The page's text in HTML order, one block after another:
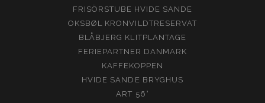
FRISÖRSTUBE HVIDE SANDE
OKSBØL KRONVILDTRESERVAT
BLÅBJERG KLITPLANTAGE
FERIEPARTNER DANMARK
KAFFEKOPPEN
HVIDE SANDE BRYGHUS
ART 56°